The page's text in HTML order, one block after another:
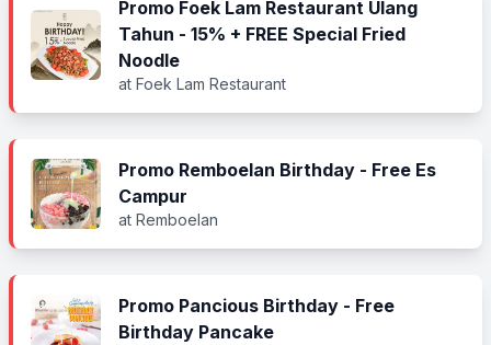
Promo Foek Lam Restaurant Ulang
Tahun - 15% + FREE Special Fried
Noodle
at Foek Lam Restaurant
Promo Remboelan Birthday - Free Es
Campur
at Remboelan
Promo Pancious Birthday - Free
Birthday Pancake